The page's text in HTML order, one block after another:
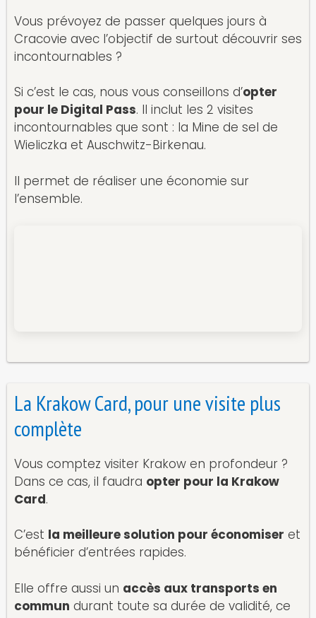
Vous prévoyez de passer quelques jours à
Cracovie avec l’objectif de surtout découvrir ses
incontournables ?
Si c’est le cas, nous vous conseillons d’opter
pour le Digital Pass. Il inclut les 2 visites
incontournables que sont : la Mine de sel de
Wieliczka et Auschwitz-Birkenau.
Il permet de réaliser une économie sur
l’ensemble.
La Krakow Card, pour une visite plus
complète
Vous comptez visiter Krakow en profondeur ?
Dans ce cas, il faudra opter pour la Krakow
Card.
C’est la meilleure solution pour économiser et
bénéficier d’entrées rapides.
Elle offre aussi un accès aux transports en
commun durant toute sa durée de validité, ce